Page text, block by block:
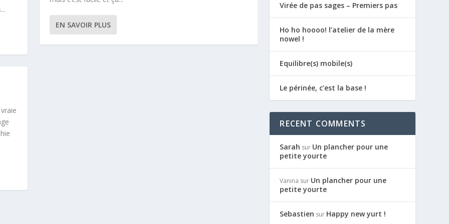
EN SAVOIR PLUS
Virée de pas sages – Premiers pas
Ho ho hoooo! l’atelier de la mère
nowel !
Equilibre(s) mobile(s)
Le périnée, c’est la base !
RECENT COMMENTS
Sarah sur Un plancher pour une
petite yourte
Vanina sur Un plancher pour une
petite yourte
Sebastien sur Happy new yurt !